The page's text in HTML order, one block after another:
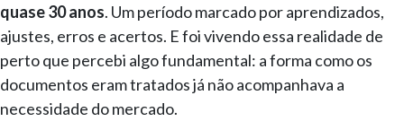
quase 30 anos. Um período marcado por aprendizados,
ajustes, erros e acertos. E foi vivendo essa realidade de
perto que percebi algo fundamental: a forma como os
documentos eram tratados já não acompanhava a
necessidade do mercado.